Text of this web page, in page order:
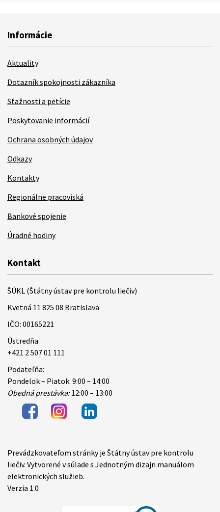
Informácie
Aktuality
Dotazník spokojnosti zákazníka
Sťažnosti a petície
Poskytovanie informácií
Ochrana osobných údajov
Odkazy
Kontakty
Regionálne pracoviská
Bankové spojenie
Úradné hodiny
Kontakt
ŠÚKL (Štátny ústav pre kontrolu liečiv)
Kvetná 11 825 08 Bratislava
IČO: 00165221
Ústredňa:
+421 2 507 01 111
Podateľňa:
Pondelok – Piatok: 9:00 – 14:00
Obedná prestávka:12:00 – 13:00
Items
Prevádzkovateľom stránky je Štátny ústav pre kontrolu
liečiv. Vytvorené v súlade s Jednotným dizajn manuálom
elektronických služieb.
Verzia 1.0